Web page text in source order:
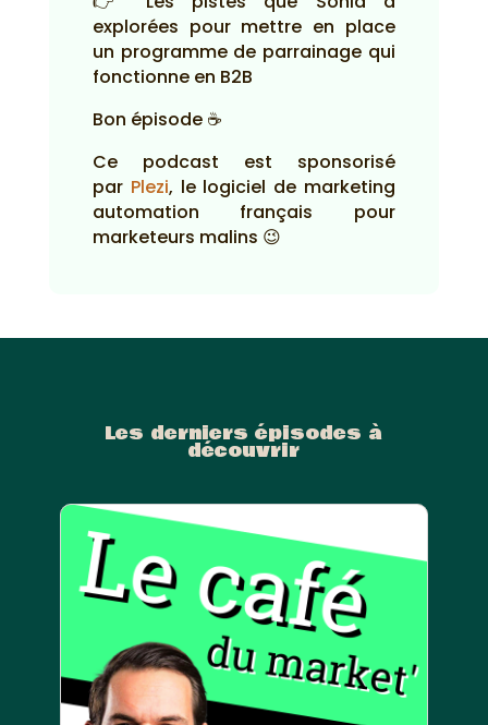
explorées pour mettre en place
un programme de parrainage qui
fonctionne en B2B
Bon épisode ☕
Ce podcast est sponsorisé
par Plezi, le logiciel de marketing
automation français pour
marketeurs malins 😉
Les derniers épisodes à
découvrir